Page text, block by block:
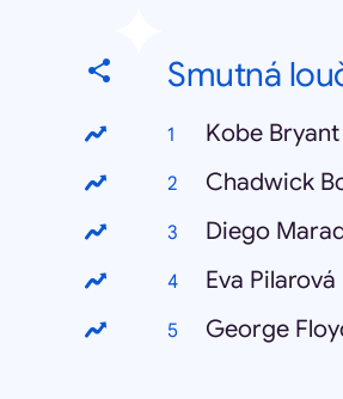
Smutná
Kobe Bryant
Chadwick
Diego
Eva Pilarová
George